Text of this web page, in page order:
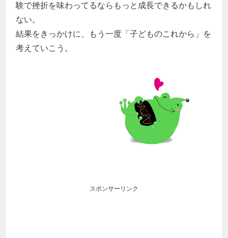
験で挫折を味わってるならもっと成長できるかもしれ
ない。
結果をきっかけに、もう一度「子どものこれから」を
考えていこう。
スポンサーリンク